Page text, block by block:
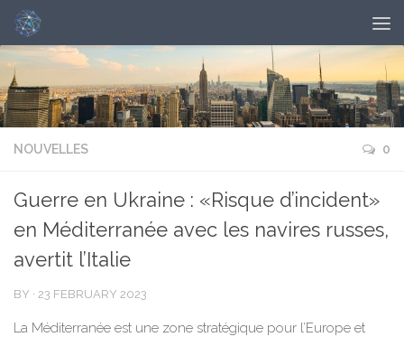
NOUVELLES 0
Guerre en Ukraine : «Risque d’incident»
en Méditerranée avec les navires russes,
avertit l’Italie
BY · 23 FEBRUARY 2023
La Méditerranée est une zone stratégique pour l’Europe et